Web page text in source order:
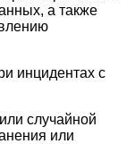
а также
инцидентах с
случайной
или